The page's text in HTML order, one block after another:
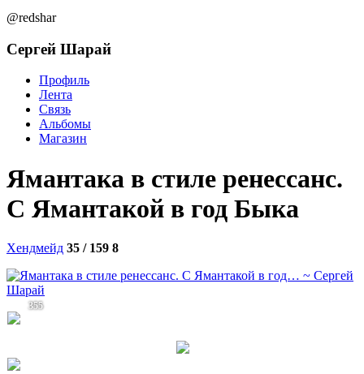
@redshar
Сергей Шарай
Профиль
Лента
Связь
Альбомы
Магазин
Ямантака в стиле ренессанс.
C Ямантакой в год Быка
Хендмейд 35 / 159 8
355